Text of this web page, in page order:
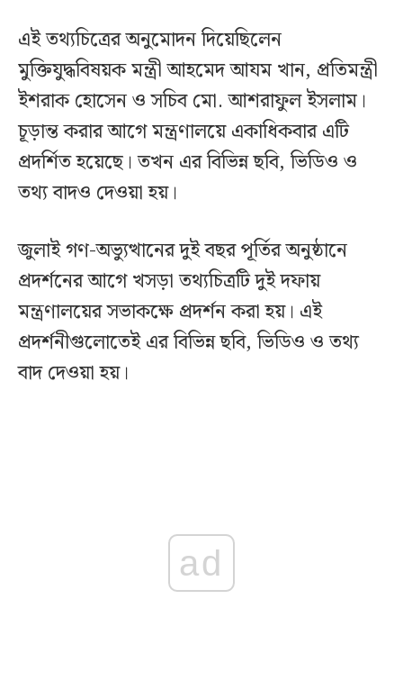
এই তথ্যচিত্রের অনুমোদন দিয়েছিলেন
মুক্তিযুদ্ধবিষয়ক মন্ত্রী আহমেদ আযম খান, প্রতিমন্ত্রী
ইশরাক হোসেন ও সচিব মো. আশরাফুল ইসলাম।
চূড়ান্ত করার আগে মন্ত্রণালয়ে একাধিকবার এটি
প্রদর্শিত হয়েছে। তখন এর বিভিন্ন ছবি, ভিডিও ও
তথ্য বাদও দেওয়া হয়।
জুলাই গণ-অভ্যুত্থানের দুই বছর পূর্তির অনুষ্ঠানে
প্রদর্শনের আগে খসড়া তথ্যচিত্রটি দুই দফায়
মন্ত্রণালয়ের সভাকক্ষে প্রদর্শন করা হয়। এই
প্রদর্শনীগুলোতেই এর বিভিন্ন ছবি, ভিডিও ও তথ্য
বাদ দেওয়া হয়।
ad